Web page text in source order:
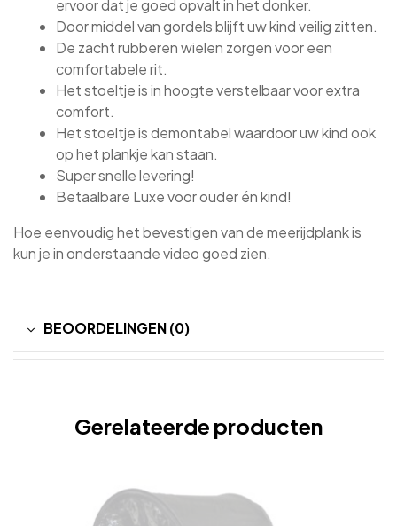
ervoor dat je goed opvalt in het donker.
Door middel van gordels blijft uw kind veilig zitten.
De zacht rubberen wielen zorgen voor een
comfortabele rit.
Het stoeltje is in hoogte verstelbaar voor extra
comfort.
Het stoeltje is demontabel waardoor uw kind ook
op het plankje kan staan.
Super snelle levering!
Betaalbare Luxe voor ouder én kind!
Hoe eenvoudig het bevestigen van de meerijdplank is
kun je in onderstaande video goed zien.
BEOORDELINGEN (0)
Gerelateerde producten